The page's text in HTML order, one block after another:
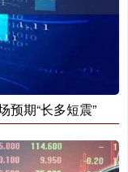
预期“长多短震”